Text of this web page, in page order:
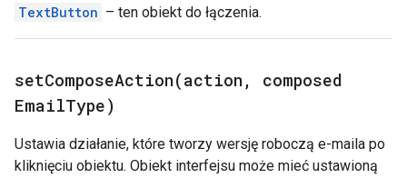
TextButton – ten obiekt do łączenia.
setComposeAction(action ,
composed
EmailType)
Ustawia działanie, które tworzy wersję roboczą e-maila po
kliknięciu obiektu. Obiekt interfejsu może mieć ustawioną